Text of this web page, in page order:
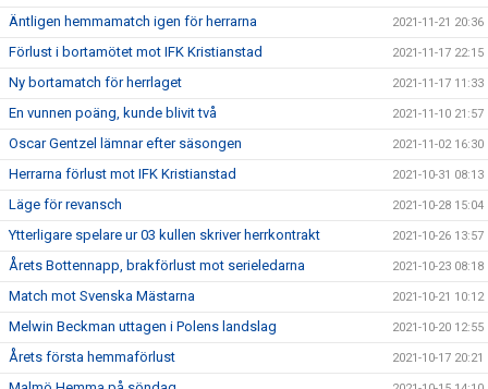
Äntligen hemmamatch igen för herrarna 2021-11-21 20:36
Förlust i bortamötet mot IFK Kristianstad 2021-11-17 22:15
Ny bortamatch för herrlaget 2021-11-17 11:33
En vunnen poäng, kunde blivit två 2021-11-10 21:57
Oscar Gentzel lämnar efter säsongen 2021-11-02 16:30
Herrarna förlust mot IFK Kristianstad 2021-10-31 08:13
Läge för revansch 2021-10-28 15:04
Ytterligare spelare ur 03 kullen skriver herrkontrakt 2021-10-26 13:57
Årets Bottennapp, brakförlust mot serieledarna 2021-10-23 08:18
Match mot Svenska Mästarna 2021-10-21 10:12
Melwin Beckman uttagen i Polens landslag 2021-10-20 12:55
Årets första hemmaförlust 2021-10-17 20:21